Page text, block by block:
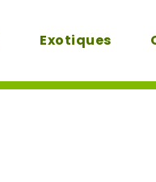
Exotiques